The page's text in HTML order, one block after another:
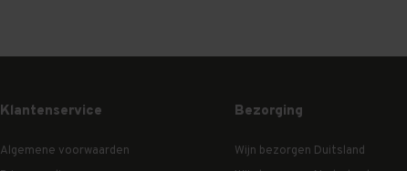
Klantenservice
Algemene voorwaarden
Bezorging
Wijn bezorgen Duitsland